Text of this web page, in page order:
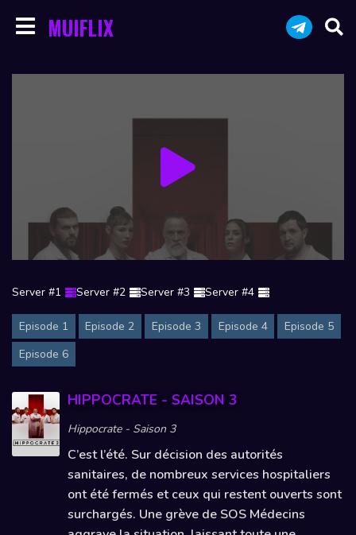
MUIFLIX
Server #1 Server #2 Server #3 Server #4
Episode 1 Episode 2 Episode 3 Episode 4
Episode 5
Episode 6
HIPPOCRATE - SAISON 3
Hippocrate - Saison 3
C’est l’été. Sur décision des autorités
sanitaires, de nombreux services hospitaliers
ont été fermés et ceux qui restent ouverts sont
surchargés. Une grève de SOS Médecins